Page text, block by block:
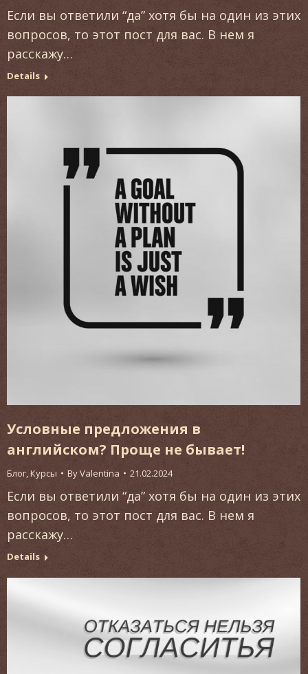
Если вы ответили “да” хотя бы на один из этих
вопросов, то этот пост для вас. В нем я
расскажу…
Details
Условные предложения в
английском? Проще не бывает!
Блог,Курсы ByValentina 21.02.2024
Если вы ответили “да” хотя бы на один из этих
вопросов, то этот пост для вас. В нем я
расскажу…
Details